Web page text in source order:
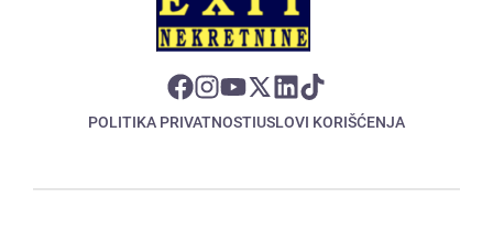
POLITIKA PRIVATNOSTIUSLOVI KORIŠĆENJA